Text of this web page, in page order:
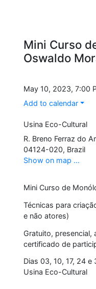
Mini Curso
Oswaldo
May 10, 2023, 7:00
Add to calendar
Usina Eco-Cultural
R. Breno Ferraz do
04124-020, Brazil
Show on map ...
Mini Curso de
Técnicas para
e não atores)
Gratuito, presencial,
certificado de
Dias 03, 10, 17, 24
Usina Eco-Cultural